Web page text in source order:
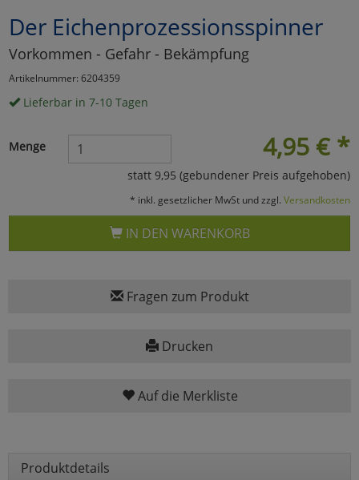
Der Eichenprozessionsspinner
Vorkommen - Gefahr - Bekämpfung
Artikelnummer: 6204359
Lieferbar in 7-10 Tagen
4,95 € *
Menge
statt 9,95 (gebundener Preis aufgehoben)
* inkl. gesetzlicher MwSt und zzgl. Versandkosten
IN DEN WARENKORB
Fragen zum Produkt
Drucken
Auf die Merkliste
Produktdetails
Marketing
Umfragetools
Cookies
Alle Akzeptieren
Cookies
Einstellungen speichern
zurückzu Haupptseite